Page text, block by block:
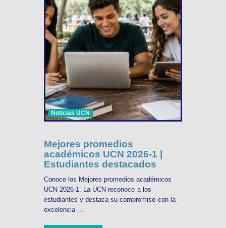
Noticias UCN
Mejores promedios
académicos UCN 2026-1 |
Estudiantes destacados
Conoce los Mejores promedios académicos
UCN 2026-1. La UCN reconoce a los
estudiantes y destaca su compromiso con la
excelencia ...